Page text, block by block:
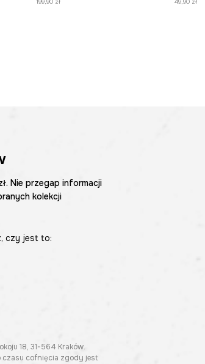
Nie przegap informacji
kolekcji
czy jest to:
18, 31-564 Kraków.
czasu cofnięcia zgody jest